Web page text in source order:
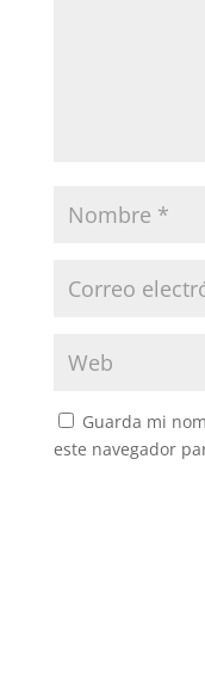
Guarda mi
este navegador